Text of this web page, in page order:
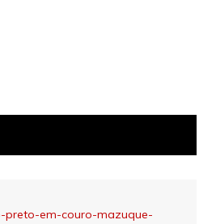
preto-em-couro-mazuque-